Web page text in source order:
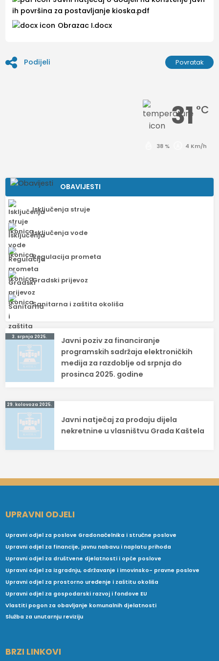
ih površina za postavljanje kioska.pdf
Obrazac I.docx
Podijeli Povratak
31 °C
38 % 4 Km/h
OBAVIJESTI
Isključenja struje
Isključenja vode
Regulacija prometa
Gradski prijevoz
Sanitarna i zaštita okoliša
Navigacija
objava
3. srpnja 2025.
Javni poziv za financiranje
programskih sadržaja elektroničkih
medija za razdoblje od srpnja do
prosinca 2025. godine
29. kolovoza 2025.
Javni natječaj za prodaju dijela
nekretnine u vlasništvu Grada Kaštela
UPRAVNI ODJELI
Upravni odjel za poslove Gradonačelnika i stručne poslove
Upravni odjel za financije, javnu nabavu i naplatu prihoda
Upravni odjel za društvene djelatnosti i opće poslove
Upravni odjel za izgradnju, održavanje i imovinsko- pravne poslove
Upravni odjel za prostorno uređenje i zaštitu okoliša
Upravni odjel za gospodarski razvoj i fondove EU
Vlastiti pogon za obavljanje komunalnih djelatnosti
Služba za unutarnju reviziju
BRZI LINKOVI